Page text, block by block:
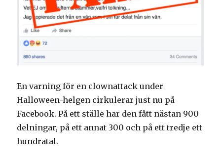
En varning för en clownattack under
Halloween-helgen cirkulerar just nu på
Facebook. På ett ställe har den fått nästan 900
delningar, på ett annat 300 och på ett tredje ett
hundratal.